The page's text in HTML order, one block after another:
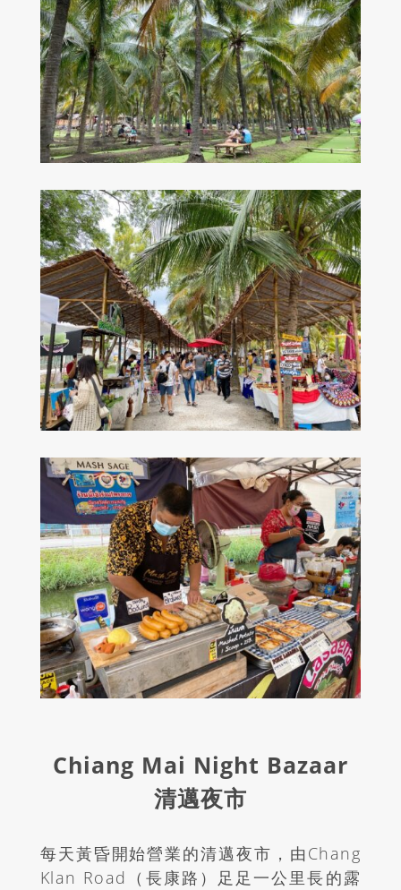
Chiang Mai Night Bazaar
清邁夜市
每天黃昏開始營業的清邁夜市，由Chang
Klan Road（長康路）足足一公里長的露